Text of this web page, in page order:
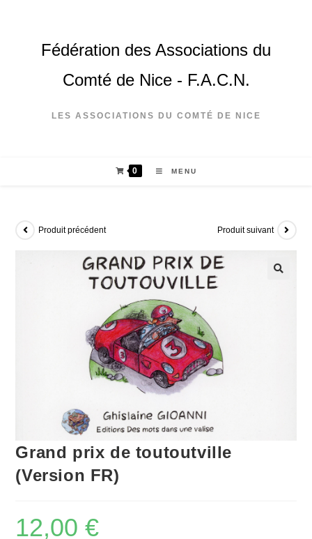
Fédération des Associations du
Comté de Nice - F.A.C.N.
LES ASSOCIATIONS DU COMTÉ DE NICE
0 MENU
Produit précédent Produit suivant
Grand prix de toutoutville
(Version FR)
12,00€